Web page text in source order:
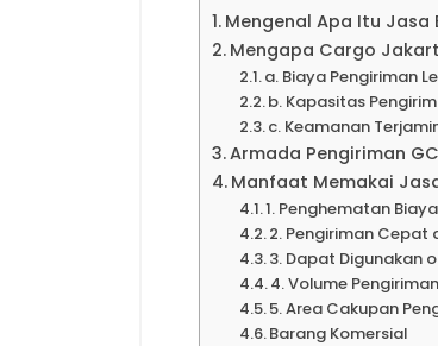
Mengenal Apa Itu Jasa
Mengapa Cargo
a. Biaya Pengiriman
b. Kapasitas
c. Keamanan
Armada Pengiriman
Manfaat Memakai
1. Penghematan
2. Pengiriman Cepat
3. Dapat Digunakan
4. Volume
5. Area Cakupan
Barang Komersial